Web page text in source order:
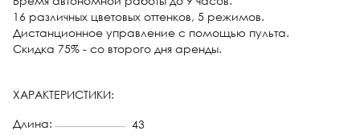
16 различных цветовых оттенков, 5 режимов.
Дистанционное управление с помощью пульта.
Скидка 75% - со второго дня аренды.
ХАРАКТЕРИСТИКИ:
Длина:
43